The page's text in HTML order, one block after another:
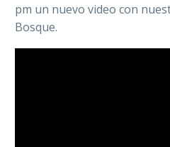
pm un nuevo video con
Bosque.